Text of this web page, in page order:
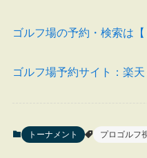
ゴルフ場の予約・検索は【
ゴルフ場予約サイト：楽天
トーナメント プロゴルフ